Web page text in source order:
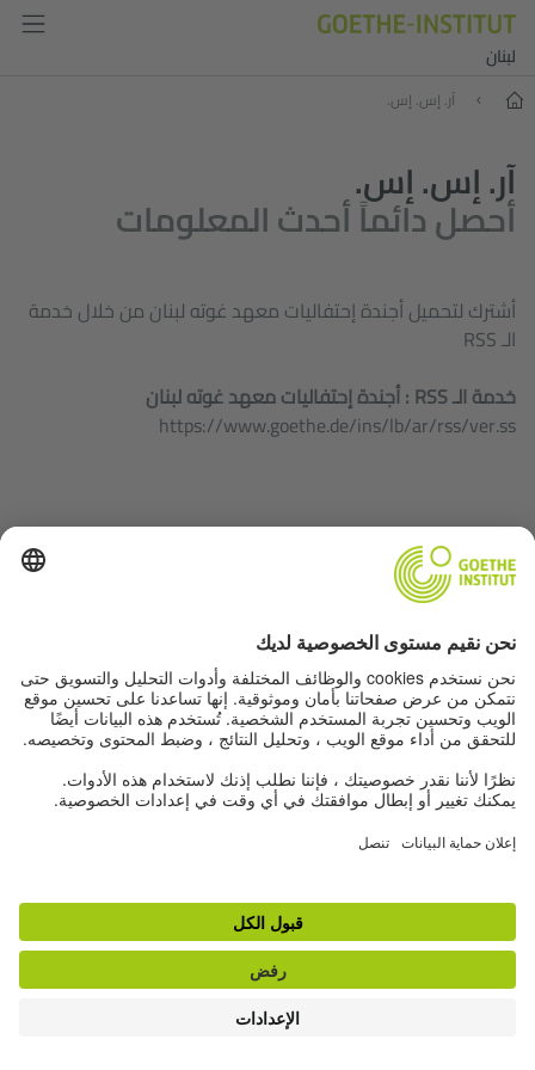
لبنان
البداية
آر. إس. إس.
آر. إس. إس.
أحصل دائماً أحدث المعلومات
أشترك لتحميل أجندة إحتفاليات معهد غوته لبنان من خلال خدمة
الـ RSS
خدمة الـ RSS : أجندة إحتفاليات معهد غوته لبنان
https://www.goethe.de/ins/lb/ar/rss/ver.ss
الى الأعلى
اظهار النمط الكلاسيكي
بيانات التحرير |حماية البيانات إعدادات الخصوصية شروط الاستخدام آر. إس. إس.
الجريدة الإخبارية
© Goethe-Institut 2026